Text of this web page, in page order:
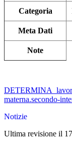
Categoria
Meta Dati
Note
materna.secondo-
Notizie
Ultima revisione il